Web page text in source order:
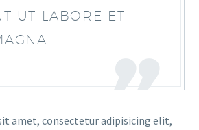
UT LABORE ET
amet, consectetur adipisicing elit,